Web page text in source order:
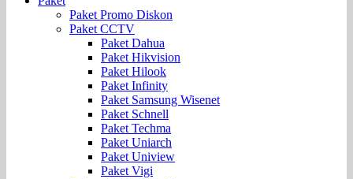
Paket Promo Diskon
Paket CCTV
Paket Dahua
Paket Hikvision
Paket Hilook
Paket Infinity
Paket Samsung Wisenet
Paket Schnell
Paket Techma
Paket Uniarch
Paket Uniview
Paket Vigi